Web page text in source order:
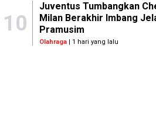
10
Juventus Tumbangkan
Milan Berakhir Imbang
Pramusim
Olahraga | 1 hari yang lalu